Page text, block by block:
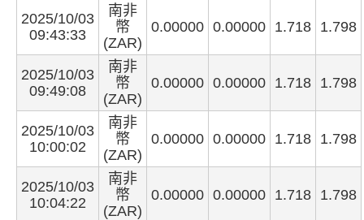
2025/10/03
09:43:33
南非
幣
(ZAR)
0.00000 0.00000 1.718 1.798
2025/10/03
09:49:08
南非
幣
(ZAR)
0.00000 0.00000 1.718 1.798
2025/10/03
10:00:02
南非
幣
(ZAR)
0.00000 0.00000 1.718 1.798
2025/10/03
10:04:22
南非
幣
(ZAR)
0.00000 0.00000 1.718 1.798